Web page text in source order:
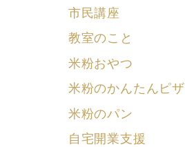
市民講座
教室のこと
米粉おやつ
米粉のかんたんピザ
米粉のパン
自宅開業支援